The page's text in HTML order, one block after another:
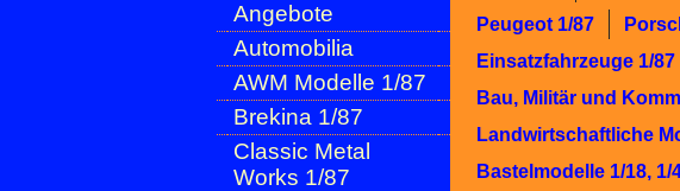
Angebote
Automobilia
AWM Modelle 1/87
Brekina 1/87
Classic Metal
Works 1/87
Peugeot 1/87
Einsatzfahrzeuge 1/87
Bau, Militär und
Landwirtschaftliche
Bastelmodelle 1/18, 1/